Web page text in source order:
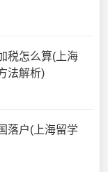
税怎么算(上海
法解析)
落户(上海留学